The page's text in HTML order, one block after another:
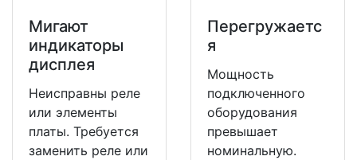
Мигают
индикаторы
дисплея
Неисправны реле
или элементы
платы. Требуется
заменить реле или
Перегружаетс
я
Мощность
подключенного
оборудования
превышает
номинальную.